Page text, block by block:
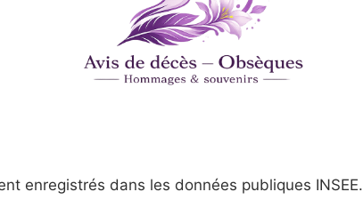
enregistrés dans les données publiques INSEE.